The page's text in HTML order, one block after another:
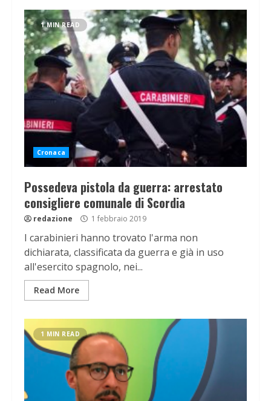
1 MIN READ
Cronaca
Possedeva pistola da guerra: arrestato
consigliere comunale di Scordia
redazione 1 febbraio 2019
I carabinieri hanno trovato l'arma non
dichiarata, classificata da guerra e già in uso
all'esercito spagnolo, nei...
Read More
1 MIN READ